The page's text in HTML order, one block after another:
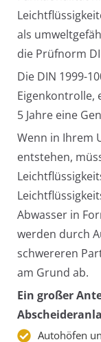
als
die Prüfnorm
Die DIN 1999-
Eigenkontrolle,
5 Jahre eine
Wenn in Ihrem
entstehen,
Abwasser in
werden durch
schwereren
am Grund ab.
Ein großer
Autohöfen